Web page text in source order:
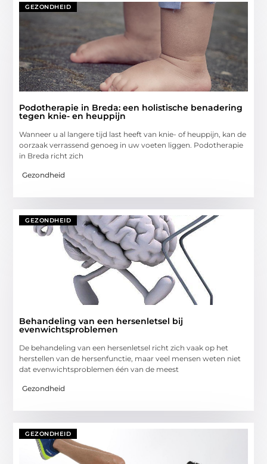
GEZONDHEID
Podotherapie in Breda: een holistische benadering
tegen knie- en heuppijn
Wanneer u al langere tijd last heeft van knie- of heuppijn, kan de
oorzaak verrassend genoeg in uw voeten liggen. Podotherapie
in Breda richt zich
Gezondheid
GEZONDHEID
Behandeling van een hersenletsel bij
evenwichtsproblemen
De behandeling van een hersenletsel richt zich vaak op het
herstellen van de hersenfunctie, maar veel mensen weten niet
dat evenwichtsproblemen één van de meest
Gezondheid
GEZONDHEID